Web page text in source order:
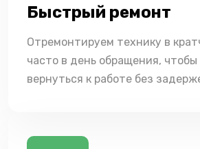
Быстрый ремонт
Отремонтируем технику в
часто в день обращения, чтобы
вернуться к работе без